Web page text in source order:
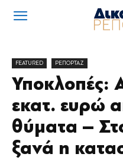
FEATURED ΡΕΠΟΡΤΑΖ
Υποκλοπές:
εκατ. ευρώ
θύματα –
ξανά η